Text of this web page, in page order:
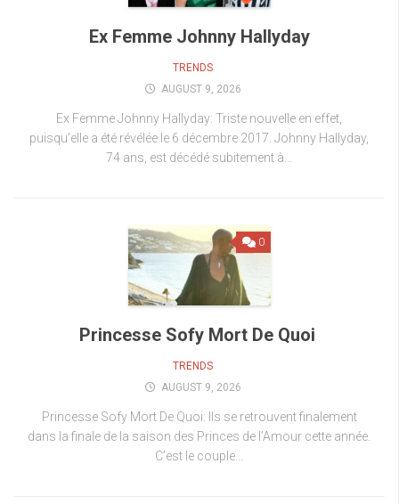
Ex Femme Johnny Hallyday
TRENDS
AUGUST 9, 2026
Ex Femme Johnny Hallyday: Triste nouvelle en effet,
puisqu’elle a été révélée le 6 décembre 2017. Johnny Hallyday,
74 ans, est décédé subitement à...
0
Princesse Sofy Mort De Quoi
TRENDS
AUGUST 9, 2026
Princesse Sofy Mort De Quoi: Ils se retrouvent finalement
dans la finale de la saison des Princes de l’Amour cette année.
C’est le couple...